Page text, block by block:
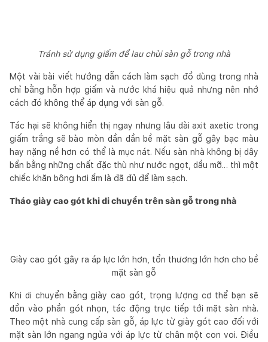
Tránh sử dụng giấm để lau chùi sàn gỗ trong nhà
Một vài bài viết hướng dẫn cách làm sạch đồ dùng trong nhà
chỉ bằng hỗn hợp giấm và nước khá hiệu quả nhưng nên nhớ
cách đó không thể áp dụng với sàn gỗ.
Tác hại sẽ không hiển thị ngay nhưng lâu dài axit axetic trong
giấm trắng sẽ bào mòn dần dần bề mặt sàn gỗ gây bạc màu
hay nặng nề hơn có thể là mục nát. Nếu sàn nhà không bị dây
bẩn bằng những chất đặc thù như nước ngọt, dầu mỡ… thì một
chiếc khăn bông hơi ẩm là đã đủ để làm sạch.
Tháo giày cao gót khi di chuyển trên sàn gỗ trong nhà
Giày cao gót gây ra áp lực lớn hơn, tổn thương lớn hơn cho bề
mặt sàn gỗ
Khi di chuyển bằng giày cao gót, trọng lượng cơ thể bạn sẽ
dồn vào phần gót nhọn, tác động trực tiếp tới mặt sàn nhà.
Theo một nhà cung cấp sàn gỗ, áp lực từ giày gót cao đối với
mặt sàn lớn ngang ngửa với áp lực từ chân một con voi. Điều